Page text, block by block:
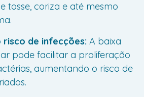
tosse, coriza e até mesmo
risco de infecções: A baixa
pode facilitar a proliferação
aumentando o risco de